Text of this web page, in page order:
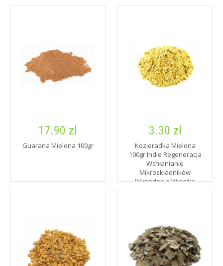
17.90 zł
Guarana Mielona 100gr
3.30 zł
Kozieradka Mielona
100gr Indie Regeneracja
Wchłanianie
Mikroskładników
Wypadanie Włosów